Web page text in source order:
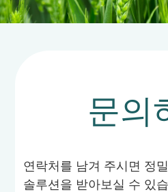
문의
연락처를 남겨 주시면 정
솔루션을 받아보실 수 있